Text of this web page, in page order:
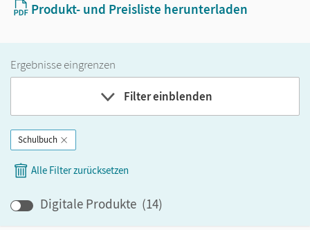
Produkt- und Preisliste herunterladen
Ergebnisse eingrenzen
Filter einblenden
Band
Schulbuch
Alle Filter zurücksetzen
Digitale Produkte (14)